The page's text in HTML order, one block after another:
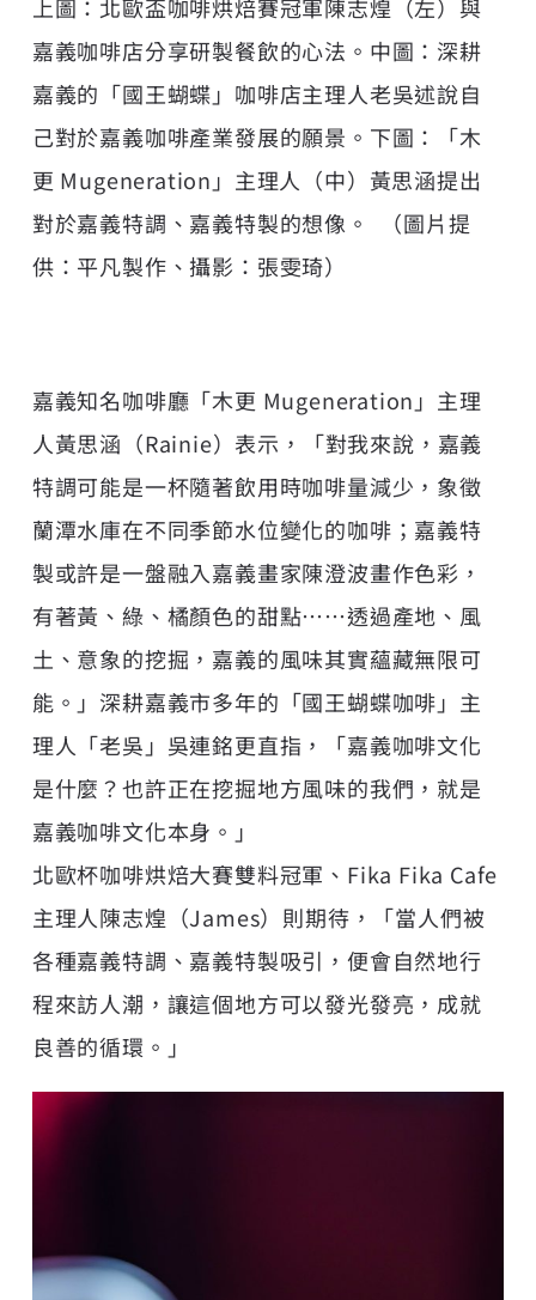
上圖：北歐盃咖啡烘焙賽冠軍陳志煌（左）與
嘉義咖啡店分享研製餐飲的心法。中圖：深耕
嘉義的「國王蝴蝶」咖啡店主理人老吳述說自
己對於嘉義咖啡產業發展的願景。下圖：「木
更 Mugeneration」主理人（中）黃思涵提出
對於嘉義特調、嘉義特製的想像。 （圖片提
供：平凡製作、攝影：張雯琦）
嘉義知名咖啡廳「木更 Mugeneration」主理
人黃思涵（Rainie）表示，「對我來說，嘉義
特調可能是一杯隨著飲用時咖啡量減少，象徵
蘭潭水庫在不同季節水位變化的咖啡；嘉義特
製或許是一盤融入嘉義畫家陳澄波畫作色彩，
有著黃、綠、橘顏色的甜點……透過產地、風
土、意象的挖掘，嘉義的風味其實蘊藏無限可
能。」深耕嘉義市多年的「國王蝴蝶咖啡」主
理人「老吳」吳連銘更直指，「嘉義咖啡文化
是什麼？也許正在挖掘地方風味的我們，就是
嘉義咖啡文化本身。」
北歐杯咖啡烘焙大賽雙料冠軍、Fika Fika Cafe
主理人陳志煌（James）則期待，「當人們被
各種嘉義特調、嘉義特製吸引，便會自然地行
程來訪人潮，讓這個地方可以發光發亮，成就
良善的循環。」